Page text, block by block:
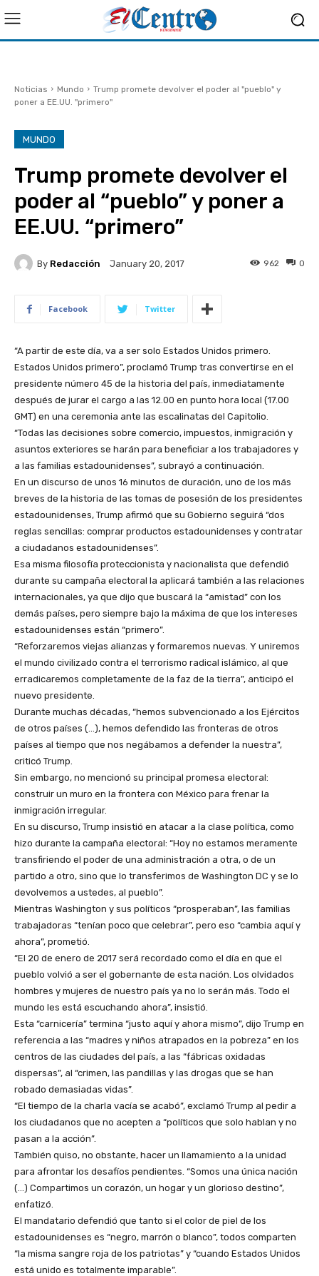
Noticias Mundo
Trump promete devolver el poder al "pueblo" y
poner a EE.UU. "primero"
MUNDO
Trump promete devolver el
poder al “pueblo” y poner a
EE.UU. “primero”
By Redacción January 20, 2017 0
962
Facebook Twitter
“A partir de este día, va a ser solo Estados Unidos primero.
Estados Unidos primero”, proclamó Trump tras convertirse en el
presidente número 45 de la historia del país, inmediatamente
después de jurar el cargo a las 12.00 en punto hora local (17.00
GMT) en una ceremonia ante las escalinatas del Capitolio.
“Todas las decisiones sobre comercio, impuestos, inmigración y
asuntos exteriores se harán para beneficiar a los trabajadores y
a las familias estadounidenses”, subrayó a continuación.
En un discurso de unos 16 minutos de duración, uno de los más
breves de la historia de las tomas de posesión de los presidentes
estadounidenses, Trump afirmó que su Gobierno seguirá “dos
reglas sencillas: comprar productos estadounidenses y contratar
a ciudadanos estadounidenses”.
Esa misma filosofía proteccionista y nacionalista que defendió
durante su campaña electoral la aplicará también a las relaciones
internacionales, ya que dijo que buscará la “amistad” con los
demás países, pero siempre bajo la máxima de que los intereses
estadounidenses están “primero”.
“Reforzaremos viejas alianzas y formaremos nuevas. Y uniremos
el mundo civilizado contra el terrorismo radical islámico, al que
erradicaremos completamente de la faz de la tierra”, anticipó el
nuevo presidente.
Durante muchas décadas, “hemos subvencionado a los Ejércitos
de otros países (…), hemos defendido las fronteras de otros
países al tiempo que nos negábamos a defender la nuestra”,
criticó Trump.
Sin embargo, no mencionó su principal promesa electoral:
construir un muro en la frontera con México para frenar la
inmigración irregular.
En su discurso, Trump insistió en atacar a la clase política, como
hizo durante la campaña electoral: “Hoy no estamos meramente
transfiriendo el poder de una administración a otra, o de un
partido a otro, sino que lo transferimos de Washington DC y se lo
devolvemos a ustedes, al pueblo”.
Mientras Washington y sus políticos “prosperaban”, las familias
trabajadoras “tenían poco que celebrar”, pero eso “cambia aquí y
ahora”, prometió.
“El 20 de enero de 2017 será recordado como el día en que el
pueblo volvió a ser el gobernante de esta nación. Los olvidados
hombres y mujeres de nuestro país ya no lo serán más. Todo el
mundo les está escuchando ahora”, insistió.
Esta “carnicería” termina “justo aquí y ahora mismo”, dijo Trump en
referencia a las “madres y niños atrapados en la pobreza” en los
centros de las ciudades del país, a las “fábricas oxidadas
dispersas”, al “crimen, las pandillas y las drogas que se han
robado demasiadas vidas”.
“El tiempo de la charla vacía se acabó”, exclamó Trump al pedir a
los ciudadanos que no acepten a “políticos que solo hablan y no
pasan a la acción”.
También quiso, no obstante, hacer un llamamiento a la unidad
para afrontar los desafíos pendientes. “Somos una única nación
(…) Compartimos un corazón, un hogar y un glorioso destino”,
enfatizó.
El mandatario defendió que tanto si el color de piel de los
estadounidenses es “negro, marrón o blanco”, todos comparten
“la misma sangre roja de los patriotas” y “cuando Estados Unidos
está unido es totalmente imparable”.